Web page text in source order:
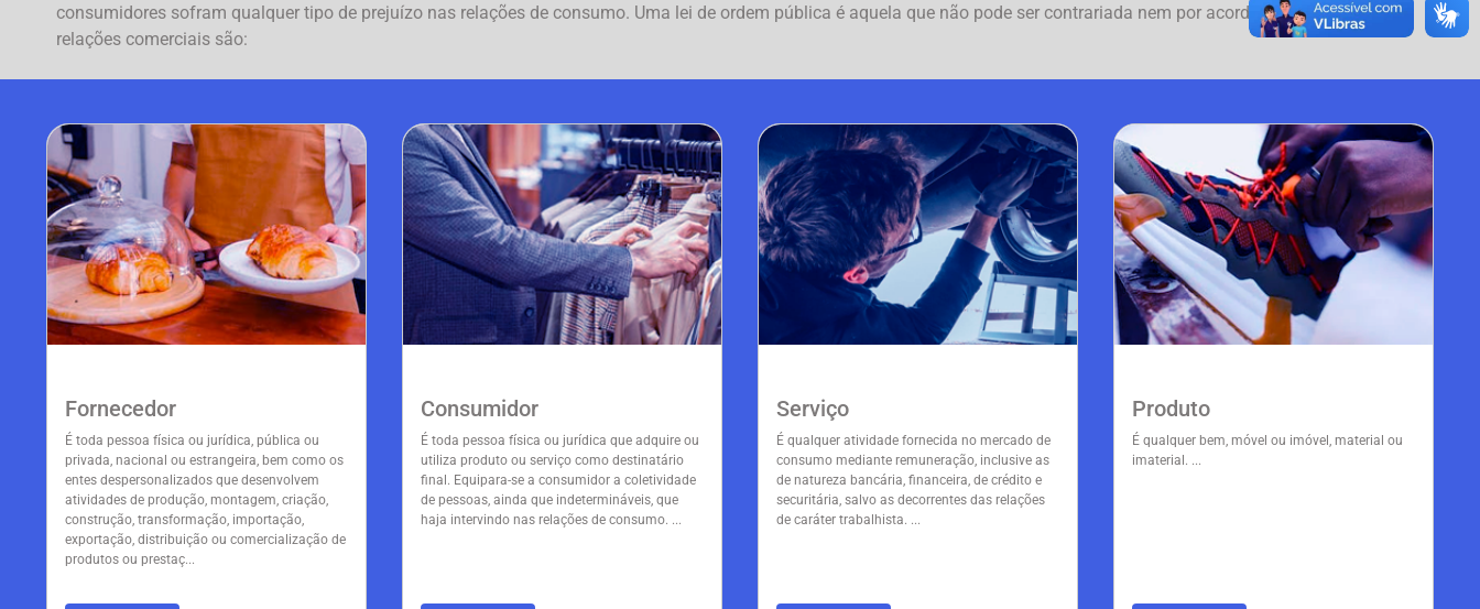
consumidores sofram qualquer tipo de prejuízo nas relações de consumo. Uma lei de ordem pública é aquela que não pode ser contrariada nem por acordo entre as partes. As
relações comerciais são:
Fornecedor
É toda pessoa física ou jurídica, pública ou
privada, nacional ou estrangeira, bem como os
entes despersonalizados que desenvolvem
atividades de produção, montagem, criação,
construção, transformação, importação,
exportação, distribuição ou comercialização de
produtos ou prestaç...
Consumidor
É toda pessoa física ou jurídica que adquire ou
utiliza produto ou serviço como destinatário
final. Equipara-se a consumidor a coletividade
de pessoas, ainda que indetermináveis, que
haja intervindo nas relações de consumo. ...
Serviço
É qualquer atividade fornecida no mercado de
consumo mediante remuneração, inclusive as
de natureza bancária, financeira, de crédito e
securitária, salvo as decorrentes das relações
de caráter trabalhista. ...
Produto
É qualquer bem, móvel ou imóvel, material ou
imaterial. ...